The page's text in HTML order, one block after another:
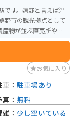
です。嬉野と言えば温
野市の観光拠点として
販売するショップが
めです。バイクで訪れ
駅 うれしの まるくで
お気に入り
： 駐車場あり
： 無料
： 少し空いている